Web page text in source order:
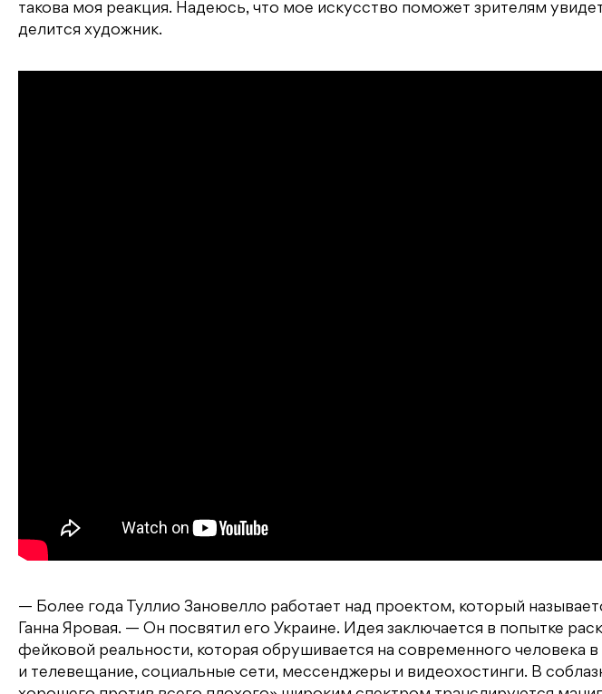
такова моя реакция. Надеюсь, что мое искусство поможет зрителям
делится художник.
— Более года Туллио Зановелло работает над проектом, который
Ганна Яровая. — Он посвятил его Украине. Идея заключается в попытке
фейковой реальности, которая обрушивается на современного человека
и телевещание, социальные сети, мессенджеры и видеохостинги. В